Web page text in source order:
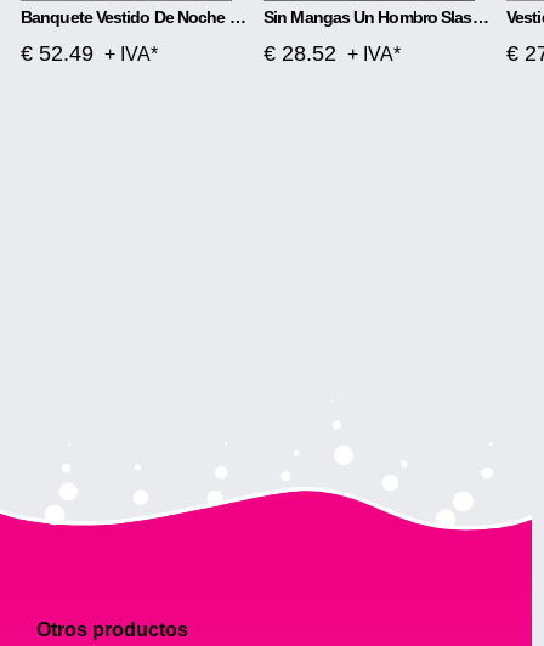
Banquete Vestido De Noche Magic Color Beads Short
€ 52.49 + IVA*
Sin Mangas Un Hombro Slash Neck Lentejuelas Precioso Vestido Con Abertura
€ 28.52 + IVA* €
Otros productos